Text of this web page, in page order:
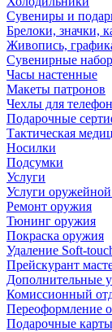
Сувениры и
Брелоки, значки,
Живопись,
Сувенирные
Часы настенные
Макеты патронов
Чехлы для
Подарочные
Тактическая
Носилки
Подсумки
Услуги
Услуги оружейной
Ремонт оружия
Тюнинг оружия
Покраска оружия
Удаление Soft-
Прейскурант
Дополнительные
Комиссионный
Переоформление
Подарочные